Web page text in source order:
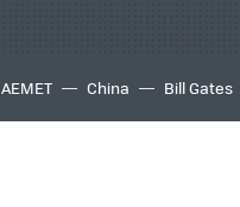
AEMET China Bill Gates